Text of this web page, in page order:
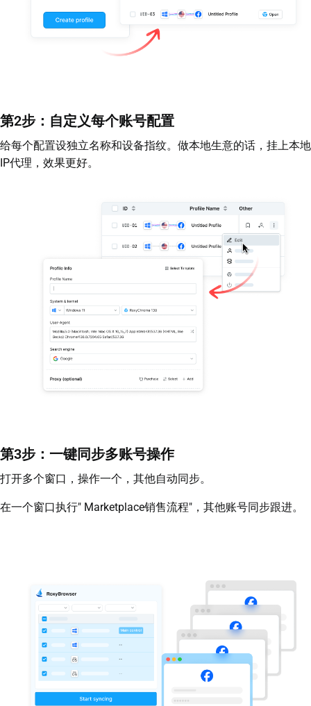
第2步：自定义每个账号配置
给每个配置设独立名称和设备指纹。做本地生意的话，挂上本地
IP代理，效果更好。
第3步：一键同步多账号操作
打开多个窗口，操作一个，其他自动同步。
在一个窗口执行" Marketplace销售流程"，其他账号同步跟进。